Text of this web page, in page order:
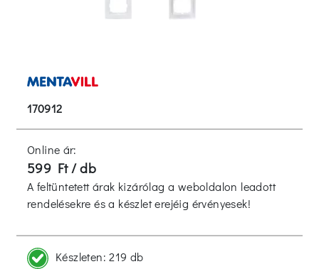
170912
Online ár:
599 Ft / db
A feltüntetett árak kizárólag a weboldalon leadott
rendelésekre és a készlet erejéig érvényesek!
Készleten:219 db